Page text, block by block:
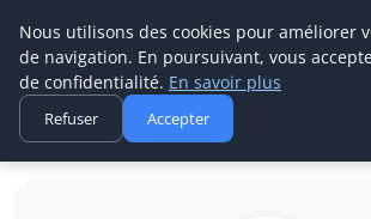
Camping Amour Dariege
Accueil Clara Aubert
Nous utilisons des cookies pour améliorer
de navigation. En poursuivant, vous
de confidentialité. En savoir plus
Refuser Accepter